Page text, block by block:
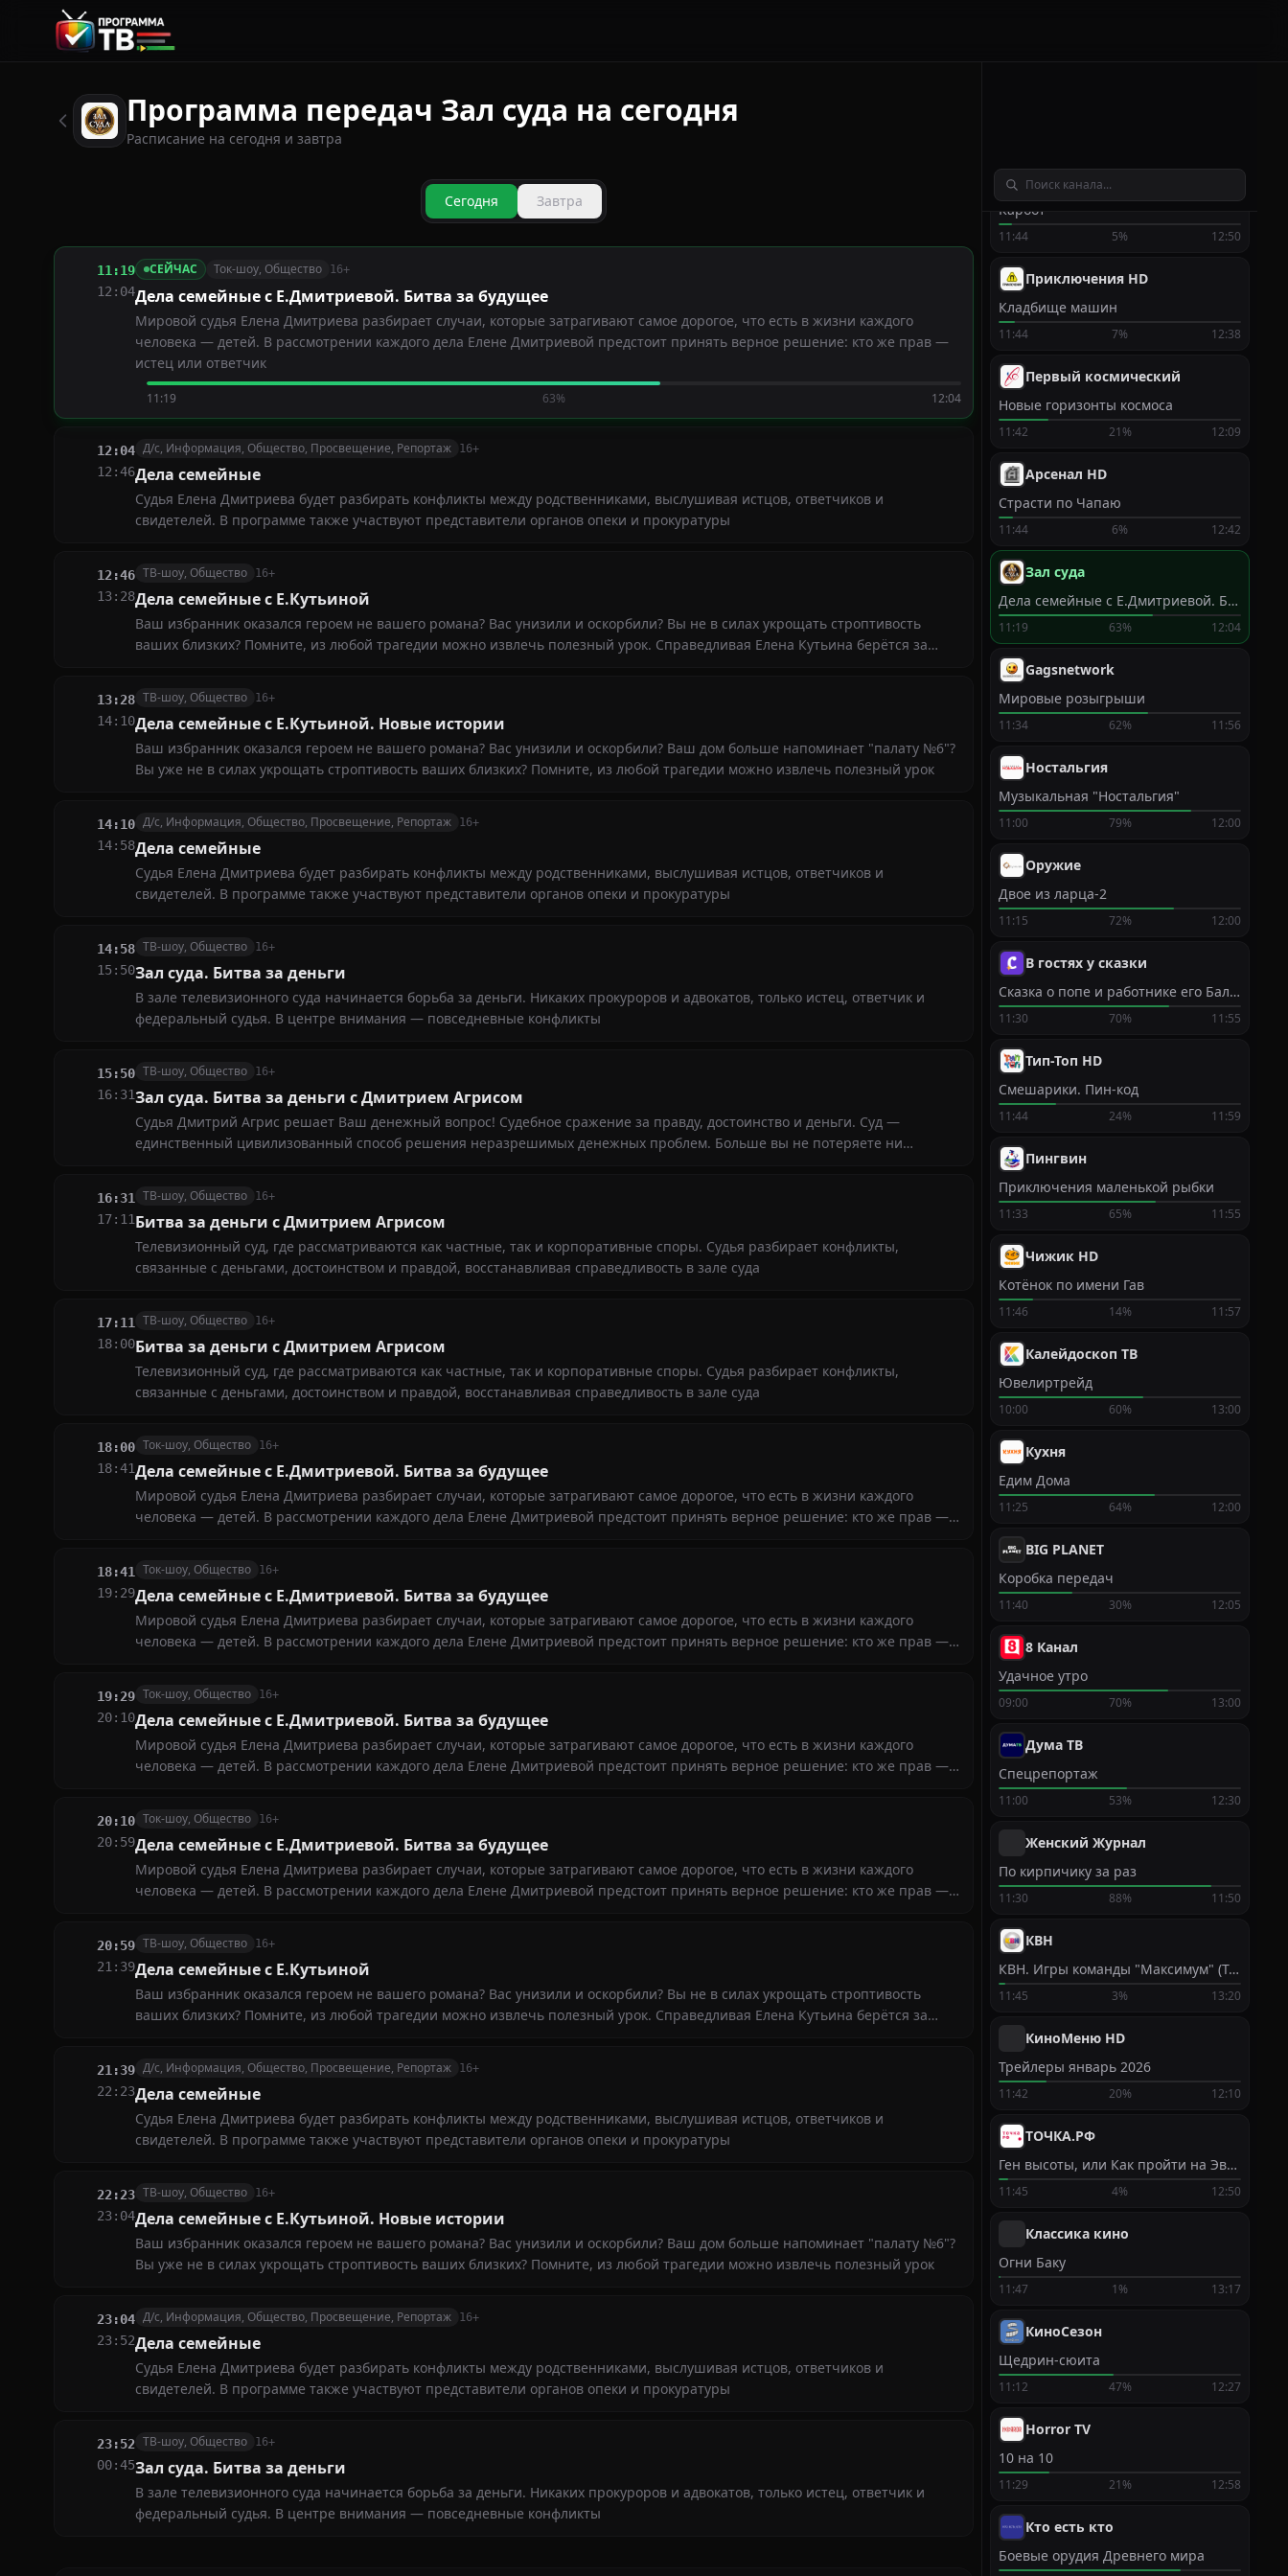
Программа передач Зал суда на сегодня
Расписание на сегодня и завтра
Сегодня Завтра
11:19
12:04
СЕЙЧАС Ток-шоу, Общество 16+
Дела семейные с Е.Дмитриевой. Битва за будущее
Мировой судья Елена Дмитриева разбирает случаи, которые затрагивают самое дорогое, что есть в жизни каждого
человека — детей. В рассмотрении каждого дела Елене Дмитриевой предстоит принять верное решение: кто же прав —
истец или ответчик
11:19 63% 12:04
12:04
12:46
Д/с, Информация, Общество, Просвещение, Репортаж 16+
Дела семейные
Судья Елена Дмитриева будет разбирать конфликты между родственниками, выслушивая истцов, ответчиков и
свидетелей. В программе также участвуют представители органов опеки и прокуратуры
12:46
13:28
ТВ-шоу, Общество 16+
Дела семейные с Е.Кутьиной
Ваш избранник оказался героем не вашего романа? Вас унизили и оскорбили? Вы не в силах укрощать строптивость
ваших близких? Помните, из любой трагедии можно извлечь полезный урок. Справедливая Елена Кутьина берётся за
13:28
14:10
ТВ-шоу, Общество 16+
Дела семейные с Е.Кутьиной. Новые истории
Ваш избранник оказался героем не вашего романа? Вас унизили и оскорбили? Ваш дом больше напоминает "палату №6"?
Вы уже не в силах укрощать строптивость ваших близких? Помните, из любой трагедии можно извлечь полезный урок
14:10
14:58
Д/с, Информация, Общество, Просвещение, Репортаж 16+
Дела семейные
Судья Елена Дмитриева будет разбирать конфликты между родственниками, выслушивая истцов, ответчиков и
свидетелей. В программе также участвуют представители органов опеки и прокуратуры
14:58
15:50
ТВ-шоу, Общество 16+
Зал суда. Битва за деньги
В зале телевизионного суда начинается борьба за деньги. Никаких прокуроров и адвокатов, только истец, ответчик и
федеральный судья. В центре внимания — повседневные конфликты
15:50
16:31
ТВ-шоу, Общество 16+
Зал суда. Битва за деньги с Дмитрием Агрисом
Судья Дмитрий Агрис решает Ваш денежный вопрос! Судебное сражение за правду, достоинство и деньги. Суд —
единственный цивилизованный способ решения неразрешимых денежных проблем. Больше вы не потеряете ни
16:31
17:11
ТВ-шоу, Общество 16+
Битва за деньги с Дмитрием Агрисом
Телевизионный суд, где рассматриваются как частные, так и корпоративные споры. Судья разбирает конфликты,
связанные с деньгами, достоинством и правдой, восстанавливая справедливость в зале суда
17:11
18:00
ТВ-шоу, Общество 16+
Битва за деньги с Дмитрием Агрисом
Телевизионный суд, где рассматриваются как частные, так и корпоративные споры. Судья разбирает конфликты,
связанные с деньгами, достоинством и правдой, восстанавливая справедливость в зале суда
18:00
18:41
Ток-шоу, Общество 16+
Дела семейные с Е.Дмитриевой. Битва за будущее
Мировой судья Елена Дмитриева разбирает случаи, которые затрагивают самое дорогое, что есть в жизни каждого
человека — детей. В рассмотрении каждого дела Елене Дмитриевой предстоит принять верное решение: кто же прав —
18:41
19:29
Ток-шоу, Общество 16+
Дела семейные с Е.Дмитриевой. Битва за будущее
Мировой судья Елена Дмитриева разбирает случаи, которые затрагивают самое дорогое, что есть в жизни каждого
человека — детей. В рассмотрении каждого дела Елене Дмитриевой предстоит принять верное решение: кто же прав —
19:29
20:10
Ток-шоу, Общество 16+
Дела семейные с Е.Дмитриевой. Битва за будущее
Мировой судья Елена Дмитриева разбирает случаи, которые затрагивают самое дорогое, что есть в жизни каждого
человека — детей. В рассмотрении каждого дела Елене Дмитриевой предстоит принять верное решение: кто же прав —
20:10
20:59
Ток-шоу, Общество 16+
Дела семейные с Е.Дмитриевой. Битва за будущее
Мировой судья Елена Дмитриева разбирает случаи, которые затрагивают самое дорогое, что есть в жизни каждого
человека — детей. В рассмотрении каждого дела Елене Дмитриевой предстоит принять верное решение: кто же прав —
20:59
21:39
ТВ-шоу, Общество 16+
Дела семейные с Е.Кутьиной
Ваш избранник оказался героем не вашего романа? Вас унизили и оскорбили? Вы не в силах укрощать строптивость
ваших близких? Помните, из любой трагедии можно извлечь полезный урок. Справедливая Елена Кутьина берётся за
21:39
22:23
Д/с, Информация, Общество, Просвещение, Репортаж 16+
Дела семейные
Судья Елена Дмитриева будет разбирать конфликты между родственниками, выслушивая истцов, ответчиков и
свидетелей. В программе также участвуют представители органов опеки и прокуратуры
22:23
23:04
ТВ-шоу, Общество 16+
Дела семейные с Е.Кутьиной. Новые истории
Ваш избранник оказался героем не вашего романа? Вас унизили и оскорбили? Ваш дом больше напоминает "палату №6"?
Вы уже не в силах укрощать строптивость ваших близких? Помните, из любой трагедии можно извлечь полезный урок
23:04
23:52
Д/с, Информация, Общество, Просвещение, Репортаж 16+
Дела семейные
Судья Елена Дмитриева будет разбирать конфликты между родственниками, выслушивая истцов, ответчиков и
свидетелей. В программе также участвуют представители органов опеки и прокуратуры
23:52
00:45
ТВ-шоу, Общество 16+
Зал суда. Битва за деньги
В зале телевизионного суда начинается борьба за деньги. Никаких прокуроров и адвокатов, только истец, ответчик и
федеральный судья. В центре внимания — повседневные конфликты
Капитан Фантастика
Карбот
11:44 5% 12:50
Приключения HD
Кладбище машин
11:44 7% 12:38
Первый космический
Новые горизонты космоса
11:42 21% 12:09
Арсенал HD
Страсти по Чапаю
11:44 6% 12:42
Зал суда
Дела семейные с Е.Дмитриевой. Битва за будущее
11:19 63% 12:04
Gagsnetwork
Мировые розыгрыши
11:34 62% 11:56
Ностальгия
Музыкальная "Ностальгия"
11:00 79% 12:00
Оружие
Двое из ларца-2
11:15 72% 12:00
В гостях у сказки
Сказка о попе и работнике его Балде
11:30 70% 11:55
Тип-Топ HD
Смешарики. Пин-код
11:44 24% 11:59
Пингвин
Приключения маленькой рыбки
11:33 65% 11:55
Чижик HD
Котёнок по имени Гав
11:46 14% 11:57
Калейдоскоп ТВ
Ювелиртрейд
10:00 60% 13:00
Кухня
Едим Дома
11:25 64% 12:00
BIG PLANET
Коробка передач
11:40 30% 12:05
8 Канал
Удачное утро
09:00 70% 13:00
Дума ТВ
Спецрепортаж
11:00 53% 12:30
Женский Журнал
По кирпичику за раз
11:30 88% 11:50
КВН
КВН. Игры команды "Максимум" (Томск)
11:45 3% 13:20
КиноМеню HD
Трейлеры январь 2026
11:42 20% 12:10
ТОЧКА.РФ
Ген высоты, или Как пройти на Эверест
11:45 4% 12:50
Классика кино
Огни Баку
11:47 1% 13:17
КиноСезон
Щедрин-сюита
11:12 47% 12:27
Horror TV
10 на 10
11:29 21% 12:58
Кто есть кто
Боевые орудия Древнего мира